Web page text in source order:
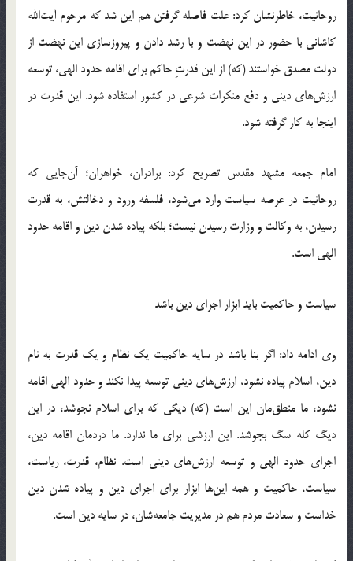
روحانیت، خاطرنشان کرد: علت فاصله گرفتن هم این شد که مرحوم آیت‌الله
کاشانی با حضور در این نهضت و با رشد دادن و پیروزسازی این نهضت از
دولت مصدق خواستند (که) از این قدرتِ حاکم برای اقامه حدود الهی، توسعه
ارزش‌های دینی و دفع منکرات شرعی در کشور استفاده شود. این قدرت در
اینجا به کار گرفته شود.
امام جمعه مشهد مقدس تصریح کرد: برادران، خواهران؛ آن‌جایی که
روحانیت در عرصه سیاست وارد می‌شود، فلسفه ورود و دخالتش، به قدرت
رسیدن، به وکالت و وزارت رسیدن نیست؛ بلکه پیاده شدن دین و اقامه حدود
الهی است.
سیاست و حاکمیت باید ابزار اجرای دین باشد
وی ادامه داد: اگر بنا باشد در سایه حاکمیت یک نظام و یک قدرت به نام
دین، اسلام پیاده نشود، ارزش‌های دینی توسعه پیدا نکند و حدود الهی اقامه
نشود، ما منطق‌مان این است (که) دیگی که برای اسلام نجوشد، در این
دیگ کله سگ بجوشد. این ارزشی برای ما ندارد. ما دردمان اقامه دین،
اجرای حدود الهی و توسعه ارزش‌های دینی است. نظام، قدرت، ریاست،
سیاست، حاکمیت و همه این‌ها ابزار برای اجرای دین و پیاده شدن دین
خداست و سعادت مردم هم در مدیریت جامعه‌شان، در سایه دین است.